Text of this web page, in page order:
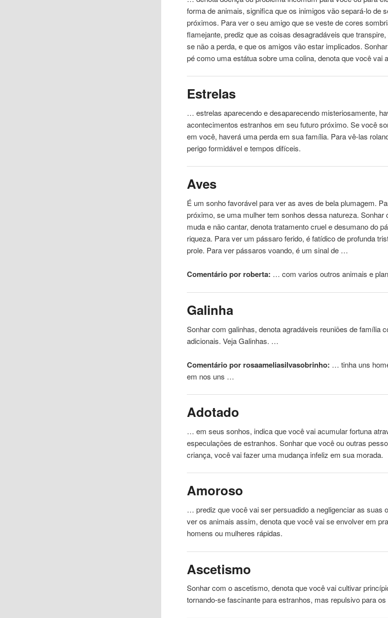
forma deanimais, significa que os inimigos vão separá-lo de
próximos. Para ver o seu amigo que se veste de cores
flamejante, prediz que as coisas desagradáveis ​​que
se não a perda, e que os amigos vão estar implicados.
pé como uma estátua sobre uma colina, denota que você vai
Estrelas
… estrelas aparecendo e desaparecendo misteriosamente,
acontecimentosestranhos em seu futuro próximo. Se você
em você, haverá uma perda em sua família. Para vê-las
perigo formidável e tempos difíceis.
Aves
É um sonho favorável para ver as aves de bela plumagem.
próximo, se uma mulher tem sonhos dessa natureza.
muda e não cantar, denota tratamento cruel e desumano do
riqueza. Para ver um pássaro ferido, é fatídico de profunda
prole. Para ver pássaros voando, é um sinal de …
Comentário por roberta: … com varios outrosanimais e
Galinha
Sonhar com galinhas, denota agradáveis ​​reuniões de família
adicionais. Veja Galinhas. …
Comentário por rosaameliasilvasobrinho: … tinha uns
em nos uns …
Adotado
… em seus sonhos, indica que você vai acumular fortuna
especulações deestranhos. Sonhar que você ou outras
criança, você vai fazer uma mudança infeliz em sua morada.
Amoroso
… prediz que você vai ser persuadido a negligenciar as suas
ver osanimais assim, denota que você vai se envolver em
homens ou mulheres rápidas.
Ascetismo
Sonhar com o ascetismo, denota que você vai cultivar
tornando-se fascinante paraestranhos, mas repulsivo para